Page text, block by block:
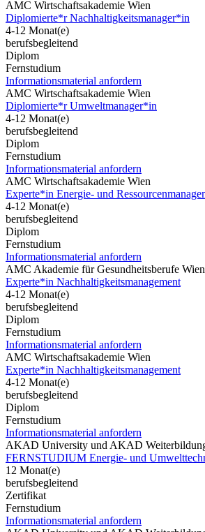
AMC Wirtschaftsakademie Wien
Diplomierte*r Nachhaltigkeitsmanager*in
4-12 Monat(e)
berufsbegleitend
Diplom
Fernstudium
Informationsmaterial anfordern
AMC Wirtschaftsakademie Wien
Diplomierte*r Umweltmanager*in
4-12 Monat(e)
berufsbegleitend
Diplom
Fernstudium
Informationsmaterial anfordern
AMC Wirtschaftsakademie Wien
Experte*in Energie- und
4-12 Monat(e)
berufsbegleitend
Diplom
Fernstudium
Informationsmaterial anfordern
AMC Akademie für Gesundheitsberufe Wien
Experte*in Nachhaltigkeitsmanagement
4-12 Monat(e)
berufsbegleitend
Diplom
Fernstudium
Informationsmaterial anfordern
AMC Wirtschaftsakademie Wien
Experte*in Nachhaltigkeitsmanagement
4-12 Monat(e)
berufsbegleitend
Diplom
Fernstudium
Informationsmaterial anfordern
AKAD University und AKAD
FERNSTUDIUM Energie- und
12 Monat(e)
berufsbegleitend
Zertifikat
Fernstudium
Informationsmaterial anfordern